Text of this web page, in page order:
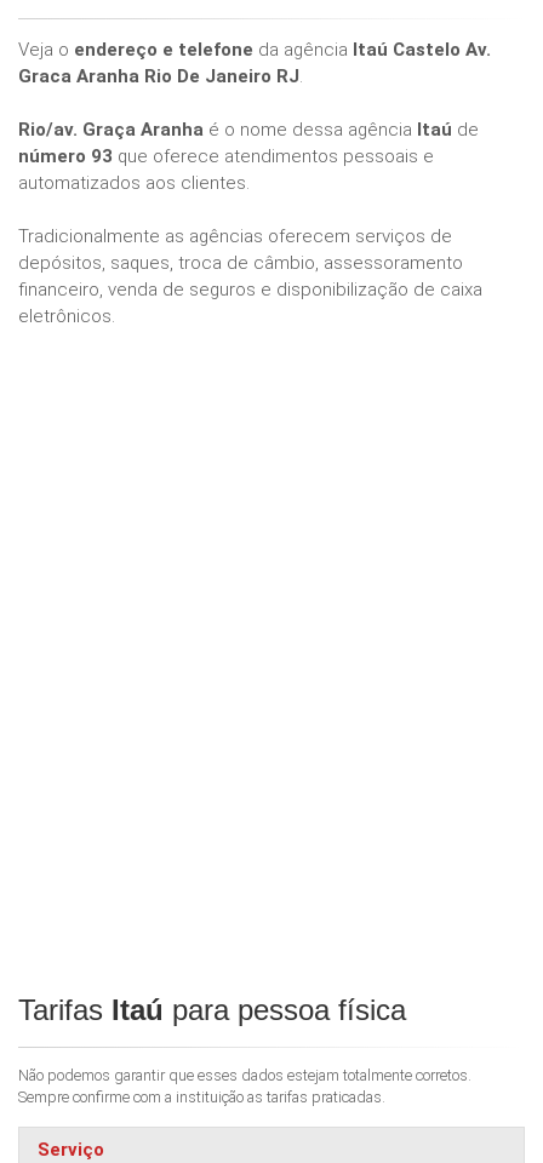
Veja o endereço e telefone da agência Itaú Castelo Av.
Graca Aranha Rio De Janeiro RJ.
Rio/av. Graça Aranha é o nome dessa agência Itaú de
número 93 que oferece atendimentos pessoais e
automatizados aos clientes.
Tradicionalmente as agências oferecem serviços de
depósitos, saques, troca de câmbio, assessoramento
financeiro, venda de seguros e disponibilização de caixa
eletrônicos.
Tarifas Itaú para pessoa física
Não podemos garantir que esses dados estejam totalmente corretos.
Sempre confirme com a instituição as tarifas praticadas.
Serviço